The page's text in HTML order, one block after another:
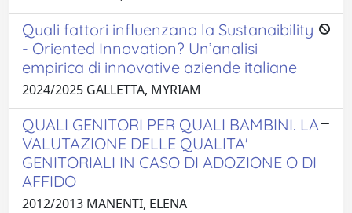
Quali fattori influenzano la Sustanaibility
- Oriented Innovation? Un’analisi
empirica di innovative aziende italiane
2024/2025 GALLETTA, MYRIAM
QUALI GENITORI PER QUALI BAMBINI. LA
VALUTAZIONE DELLE QUALITA'
GENITORIALI IN CASO DI ADOZIONE O DI
AFFIDO
2012/2013 MANENTI, ELENA